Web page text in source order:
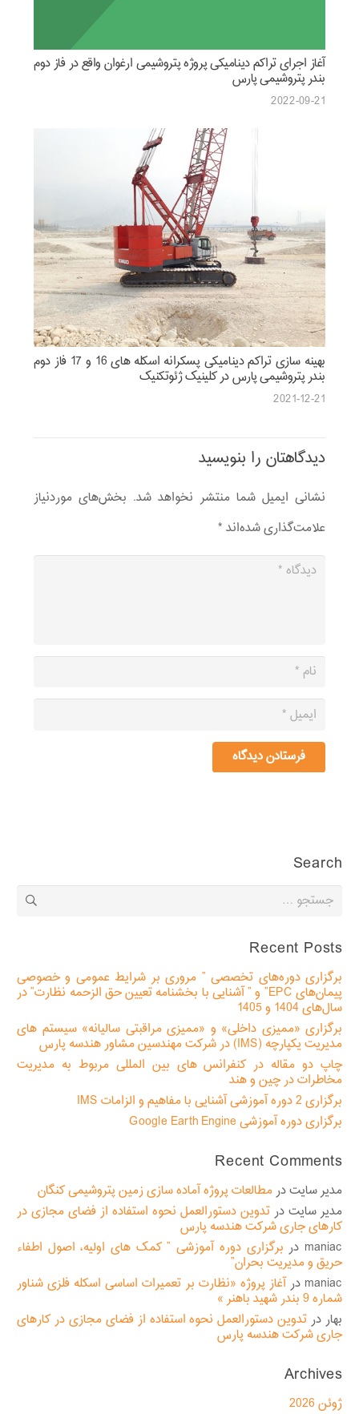
آغاز اجرای تراکم دینامیکی پروژه پتروشیمی ارغوان واقع در فاز دوم
بندر پتروشیمی پارس
2022-09-21
بهینه سازی تراکم دینامیکی پسکرانه اسکله های 16 و 17 فاز دوم
بندر پتروشیمی پارس در کلینیک ژئوتکنیک
2021-12-21
دیدگاهتان را بنویسید
نشانی ایمیل شما منتشر نخواهد شد. بخش‌های موردنیاز
علامت‌گذاری شده‌اند *
فرستادن دیدگاه
Search
جستجو
Recent Posts
برگزاری دوره‌های تخصصی ” مروری بر شرایط عمومی و خصوصی
پیمان‌های EPC” و ” آشنایی با بخشنامه تعیین حق الزحمه نظارت” در
سال‌های 1404 و 1405
برگزاری «ممیزی داخلی» و «ممیزی مراقبتی سالیانه» سیستم های
مدیریت یکپارچه (IMS) در شرکت مهندسین مشاور هندسه پارس
چاپ دو مقاله در کنفرانس های بین المللی مربوط به مدیریت
مخاطرات در چین و هند
برگزاری 2 دوره آموزشی آشنایی با مفاهیم و الزامات IMS
برگزاری دوره آموزشی Google Earth Engine
Recent Comments
مدیر سایتدر مطالعات پروژه آماده سازی زمین پتروشیمی کنگان
مدیر سایت در تدوین دستورالعمل نحوه استفاده از فضای مجازی در
کارهای جاری شرکت هندسه پارس
maniac در برگزاری دوره آموزشی ” کمک های اولیه، اصول اطفاء
حریق و مدیریت بحران”
maniac درآغاز پروژه «نظارت بر تعمیرات اساسی اسکله فلزی شناور
شماره 9 بندر شهید باهنر »
بهار در تدوین دستورالعمل نحوه استفاده از فضای مجازی در کارهای
جاری شرکت هندسه پارس
Archives
ژوئن 2026